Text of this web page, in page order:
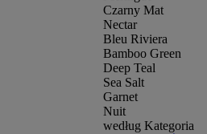
Czarny Mat
Nectar
Bleu Riviera
Bamboo Green
Deep Teal
Sea Salt
Garnet
Nuit
według Kategoria